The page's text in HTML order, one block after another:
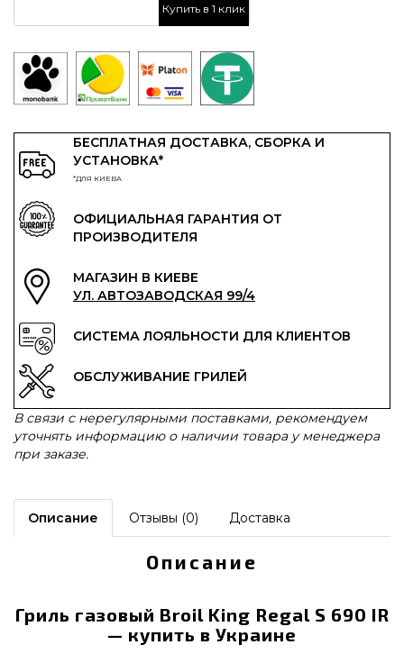
Купить в 1 клик
БЕСПЛАТНАЯ ДОСТАВКА, СБОРКА И
УСТАНОВКА*
*ДЛЯ КИЕВА
ОФИЦИАЛЬНАЯ ГАРАНТИЯ ОТ
ПРОИЗВОДИТЕЛЯ
МАГАЗИН В КИЕВЕ
УЛ. АВТОЗАВОДСКАЯ 99/4
СИСТЕМА ЛОЯЛЬНОСТИ ДЛЯ КЛИЕНТОВ
ОБСЛУЖИВАНИЕ ГРИЛЕЙ
В связи с нерегулярными поставками, рекомендуем
уточнять информацию о наличии товара у менеджера
при заказе.
Описание Отзывы (0) Доставка
Описание
Гриль газовый Broil King Regal S 690 IR
— купить в Украине